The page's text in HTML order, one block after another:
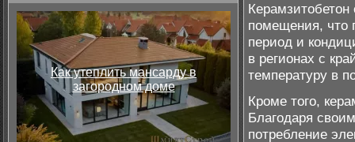
Как утеплить мансарду в
загородном доме
помещения, что
период и
в регионах с
температуру в
Кроме того,
Благодаря
потребление